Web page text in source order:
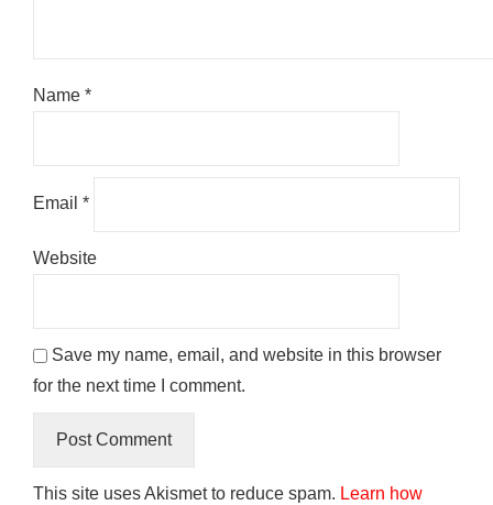
Name *
Email *
Website
Save my name, email, and website in this browser
for the next time I comment.
This site uses Akismet to reduce spam. Learn how